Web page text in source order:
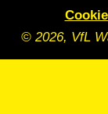
© 2026, VfL